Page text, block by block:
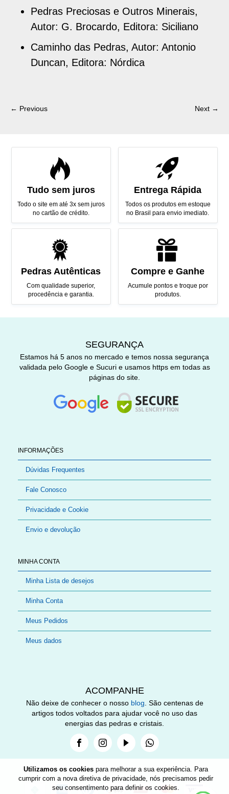
Utilizamos os cookies para melhorar a sua experiência. Para
cumprir com a nova diretiva de privacidade, nós precisamos pedir
seu consentimento para definir os cookies.
Pedras Preciosas e Outros Minerais,
Autor: G. Brocardo, Editora: Siciliano
Caminho das Pedras, Autor: Antonio
Duncan, Editora: Nórdica
← Previous Next →
Tudo sem juros
Todo o site em até 3x sem juros
no cartão de crédito.
Entrega Rápida
Todos os produtos em estoque
no Brasil para envio imediato.
Pedras Autênticas
Com qualidade superior,
procedência e garantia.
Compre e Ganhe
Acumule pontos e troque por
produtos.
INFORMAÇÕES
Dúvidas Frequentes
Fale Conosco
Privacidade e Cookie
Envio e devolução
MINHA CONTA
Minha Lista de desejos
Minha Conta
Meus Pedidos
Meus dados
SEGURANÇA
Estamos há 5 anos no mercado e temos nossa segurança
validada pelo Google e Sucuri e usamos https em todas as
páginas do site.
ACOMPANHE
Não deixe de conhecer o nosso blog . São centenas de
artigos todos voltados para ajudar você no uso das
energias das pedras e cristais.
FacebookInstagramYoutubeWhatsapp